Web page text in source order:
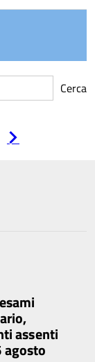
Cerca
assenti